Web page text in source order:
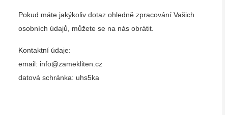
Pokud máte jakýkoliv dotaz ohledně zpracování Vašich
osobních údajů, můžete se na nás obrátit.
Kontaktní údaje:
email: info@zamekliten.cz
datová schránka: uhs5ka